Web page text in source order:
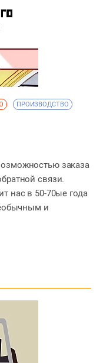
ПРОИЗВОДСТВО
заказа
связи.
нас в 50-70ые года
и